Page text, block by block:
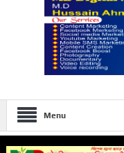
Menu